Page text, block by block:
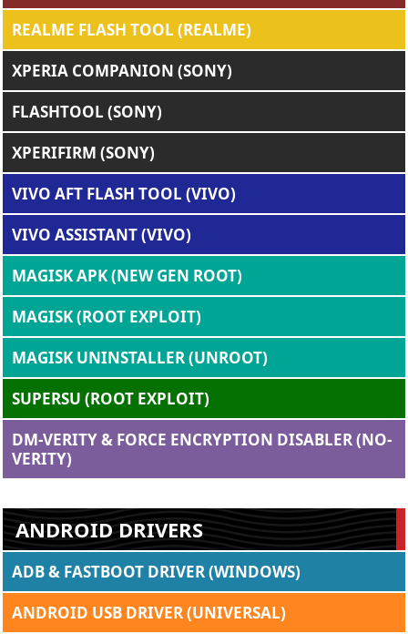
REALME FLASH TOOL (REALME)
XPERIA COMPANION (SONY)
FLASHTOOL (SONY)
XPERIFIRM (SONY)
VIVO AFT FLASH TOOL (VIVO)
VIVO ASSISTANT (VIVO)
MAGISK APK (NEW GEN ROOT)
MAGISK (ROOT EXPLOIT)
MAGISK UNINSTALLER (UNROOT)
SUPERSU (ROOT EXPLOIT)
DM-VERITY & FORCE ENCRYPTION DISABLER (NO-
VERITY)
ANDROID DRIVERS
ADB & FASTBOOT DRIVER (WINDOWS)
ANDROID USB DRIVER (UNIVERSAL)